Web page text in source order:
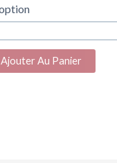
Ajouter Au Panier